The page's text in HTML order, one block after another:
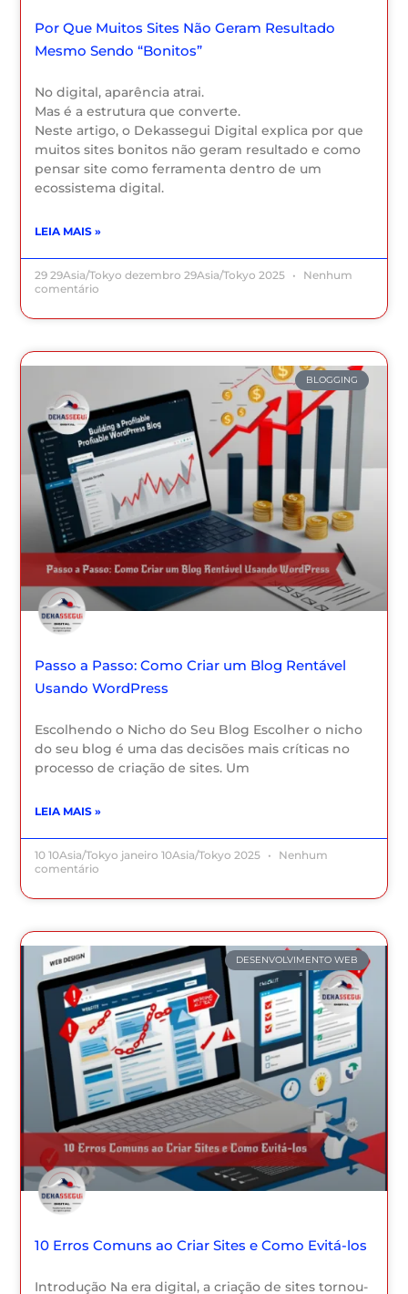
Por Que Muitos Sites Não Geram Resultado
Mesmo Sendo “Bonitos”
No digital, aparência atrai.
Mas é a estrutura que converte.
Neste artigo, o Dekassegui Digital explica por que
muitos sites bonitos não geram resultado e como
pensar site como ferramenta dentro de um
ecossistema digital.
LEIA MAIS »
29 29Asia/Tokyo dezembro 29Asia/Tokyo 2025
Nenhum
comentário
BLOGGING
Passo a Passo: Como Criar um Blog Rentável
Usando WordPress
Escolhendo o Nicho do Seu Blog Escolher o nicho
do seu blog é uma das decisões mais críticas no
processo de criação de sites. Um
LEIA MAIS »
10 10Asia/Tokyo janeiro 10Asia/Tokyo 2025
Nenhum
comentário
DESENVOLVIMENTO WEB
10 Erros Comuns ao Criar Sites e Como Evitá-los
Introdução Na era digital, a criação de sites tornou-